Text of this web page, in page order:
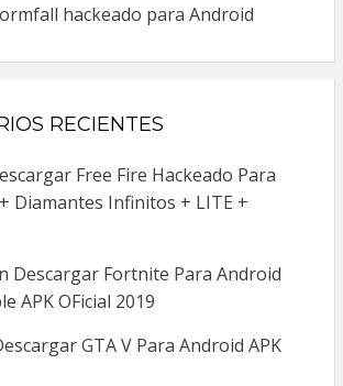
hackeado para Android
RECIENTES
Free Fire Hackeado Para
Diamantes Infinitos + LITE +
Descargar Fortnite Para Android
APK OFicial 2019
GTA V Para Android APK